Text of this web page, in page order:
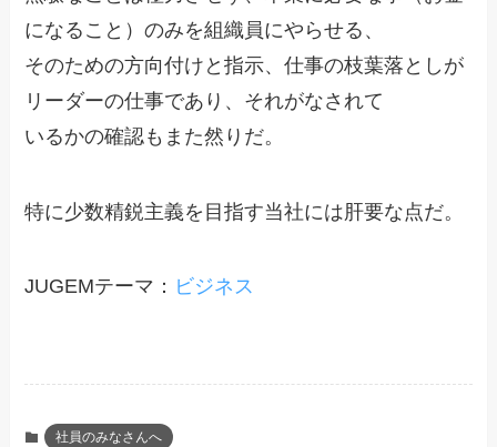
になること）のみを組織員にやらせる、
そのための方向付けと指示、仕事の枝葉落としが
リーダーの仕事であり、それがなされて
いるかの確認もまた然りだ。
特に少数精鋭主義を目指す当社には肝要な点だ。
JUGEMテーマ： ビジネス
社員のみなさんへ